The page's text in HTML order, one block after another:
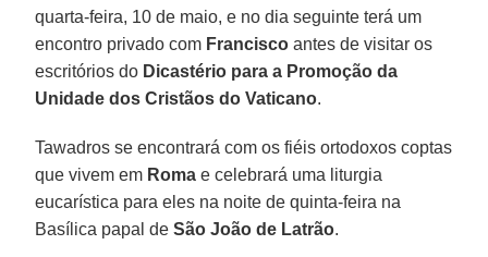
quarta-feira, 10 de maio, e no dia seguinte terá um
encontro privado com Francisco antes de visitar os
escritórios do Dicastério para a Promoção da
Unidade dos Cristãos do Vaticano.
Tawadros se encontrará com os fiéis ortodoxos coptas
que vivem em Roma e celebrará uma liturgia
eucarística para eles na noite de quinta-feira na
Basílica papal deSão João de Latrão.